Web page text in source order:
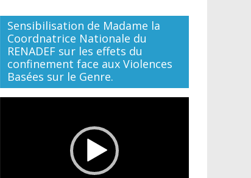
Sensibilisation de Madame la
Coordnatrice Nationale du
RENADEF sur les effets du
confinement face aux Violences
Basées sur le Genre.